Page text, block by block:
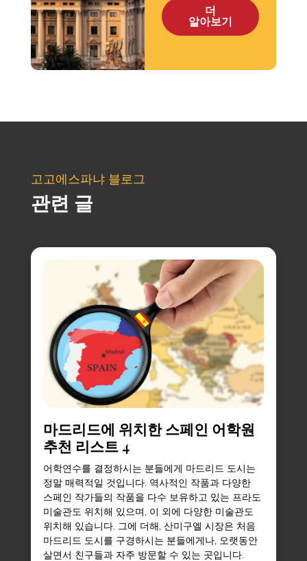
더
알아보기
고고에스파냐 블로그
관련 글
마드리드에 위치한 스페인 어학원
추천 리스트 4
어학연수를 결정하시는 분들에게 마드리드 도시는
정말 매력적일 것입니다. 역사적인 작품과 다양한
스페인 작가들의 작품을 다수 보유하고 있는 프라도
미술관도 위치해 있으며, 이 외에 다양한 미술관도
위치해 있습니다. 그에 더해, 산미구엘 시장은 처음
마드리드 도시를 구경하시는 분들에게나, 오랫동안
살면서 친구들과 자주 방문할 수 있는 곳입니다.